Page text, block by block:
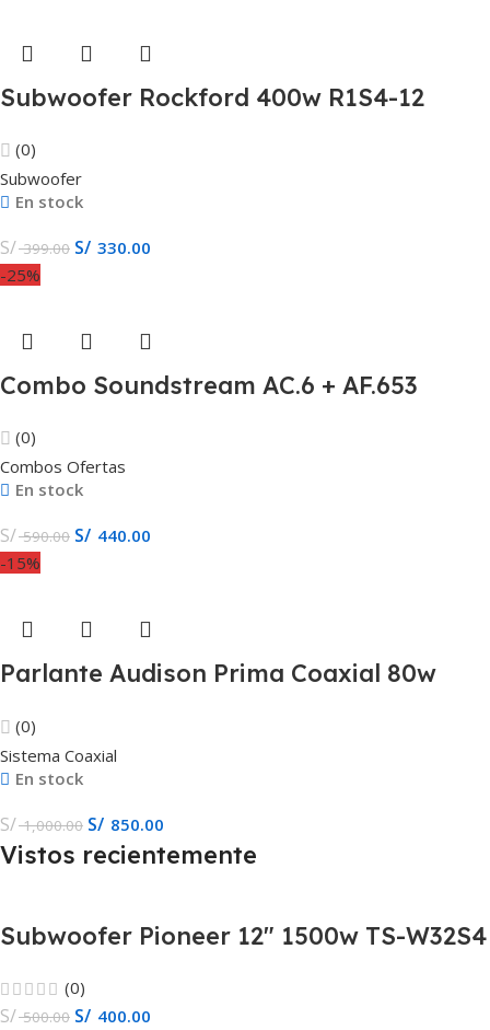
Subwoofer Rockford 400w R1S4-12
(0)
Subwoofer
En stock
S/399.00 S/ 330.00
-25%
Combo Soundstream AC.6 + AF.653
(0)
Combos Ofertas
En stock
S/590.00 S/ 440.00
-15%
Parlante Audison Prima Coaxial 80w
(0)
Sistema Coaxial
En stock
S/1,000.00 S/ 850.00
Vistos recientemente
Subwoofer Pioneer 12″ 1500w TS-W32S4
(0)
S/500.00 S/ 400.00